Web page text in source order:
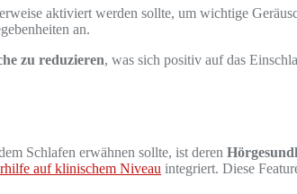
aktiviert werden sollte, um wichtige
an.
zu reduzieren, was sich positiv auf das
Schlafen erwähnen sollte, ist deren
auf klinischem Niveau integriert. Diese